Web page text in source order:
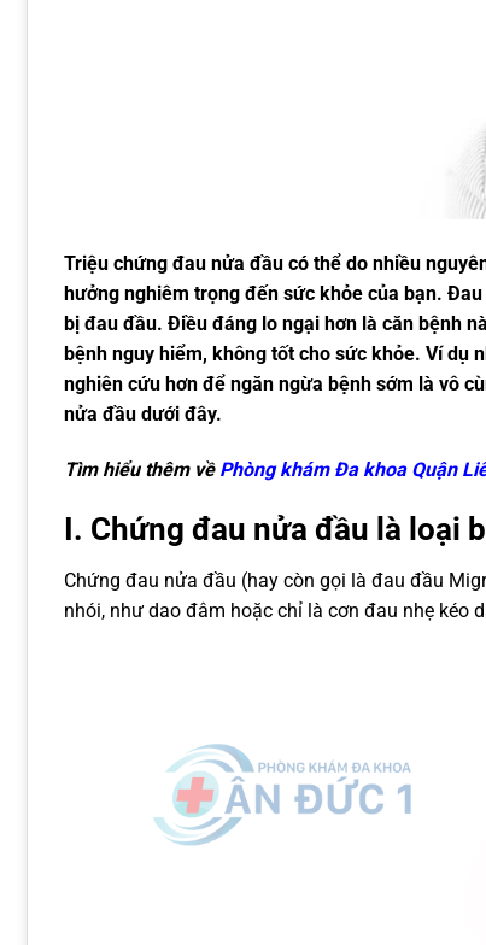
Triệu chứng đau nửa đầu có thể do nhiều
hưởng nghiêm trọng đến sức khỏe của bạn.
bị đau đầu. Điều đáng lo ngại hơn là căn bệnh
bệnh nguy hiểm, không tốt cho sức khỏe. Ví
nghiên cứu hơn để ngăn ngừa bệnh sớm là vô
nửa đầu dưới đây.
Tìm hiểu thêm về Phòng khám Đa khoa Quận
I. Chứng đau nửa đầu là loại
Chứng đau nửa đầu (hay còn gọi là đau đầu
nhói, như dao đâm hoặc chỉ là cơn đau nhẹ kéo